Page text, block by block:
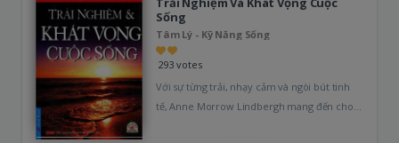
Sống
Tâm Lý - Kỹ Năng Sống
293 votes
Với sự từng trải, nhạy cảm và ngòi bút tinh
tế, Anne Morrow Lindbergh mang đến cho